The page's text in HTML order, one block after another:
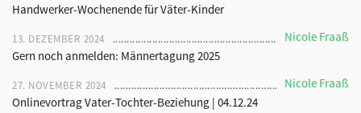
Handwerker-Wochenende für Väter-Kinder
13. DEZEMBER 2024
Nicole Fraaß
Gern noch anmelden: Männertagung 2025
27. NOVEMBER 2024
Nicole Fraaß
Onlinevortrag Vater-Tochter-Beziehung | 04.12.24